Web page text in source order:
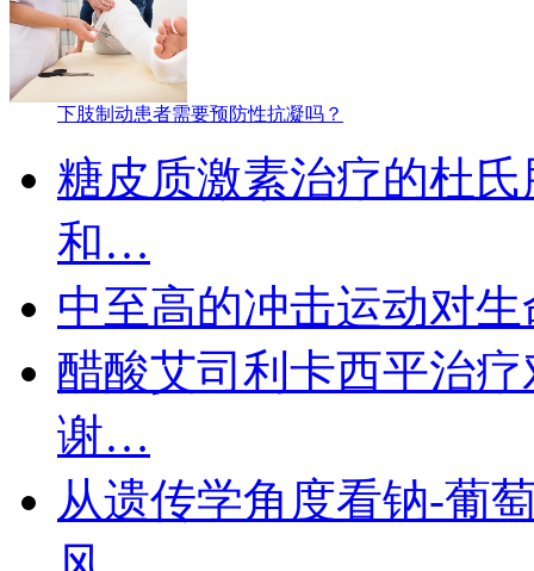
下肢制动患者需要预防性抗凝吗？
糖皮质激素治疗的杜
和…
中至高的冲击运动对
醋酸艾司利卡西平治
谢…
从遗传学角度看钠-葡